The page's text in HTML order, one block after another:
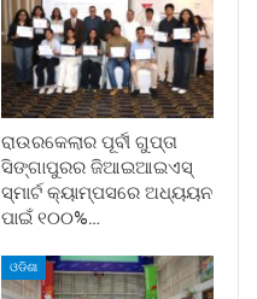
ରାଉରକେଲାର ପୂର୍ବୀ ଗୁପ୍ତା
ସିଙ୍ଗାପୁରର ଜିଆଇଆଇଏସ୍
ସ୍ମାର୍ଟ କ୍ୟାମ୍ପସରେ ଅଧ୍ୟୟନ
ପାଇଁ ୧୦୦%…
ଓଡିଶା